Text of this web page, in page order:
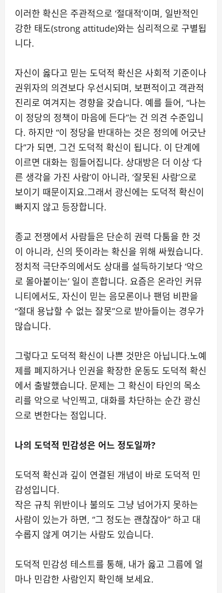
이러한 확신은 주관적으로 ‘절대적’이며, 일반적인
강한 태도(strong attitude)와는 심리적으로 구별됩
니다.
자신이 옳다고 믿는 도덕적 확신은 사회적 기준이나
권위자의 의견보다 우선시되며, 보편적이고 객관적
진리로 여겨지는 경향을 갖습니다. 예를 들어, “나는
이 정당의 정책이 마음에 든다”는 건 의견 수준입니
다. 하지만 “이 정당을 반대하는 것은 정의에 어긋난
다”가 되면, 그건 도덕적 확신이 됩니다. 이 단계에
이르면 대화는 힘들어집니다. 상대방은 더 이상 ‘다
른 생각을 가진 사람’이 아니라, ‘잘못된 사람’으로
보이기 때문이지요.그래서 광신에는 도덕적 확신이
빠지지 않고 등장합니다.
종교 전쟁에서 사람들은 단순히 권력 다툼을 한 것
이 아니라, 신의 뜻이라는 확신을 위해 싸웠습니다.
정치적 극단주의에서도 상대를 설득하기보다 ‘악으
로 몰아붙이는’ 일이 흔합니다. 요즘은 온라인 커뮤
니티에서도, 자신이 믿는 음모론이나 팬덤 비판을
“절대 용납할 수 없는 잘못”으로 받아들이는 경우가
많습니다.
그렇다고 도덕적 확신이 나쁜 것만은 아닙니다.노예
제를 폐지하거나 인권을 확장한 운동도 도덕적 확신
에서 출발했습니다. 문제는 그 확신이 타인의 목소
리를 악으로 낙인찍고, 대화를 차단하는 순간 광신
으로 변한다는 점입니다.
나의 도덕적 민감성은 어느 정도일까?
도덕적 확신과 깊이 연결된 개념이 바로 도덕적 민
감성입니다.
작은 규칙 위반이나 불의도 그냥 넘어가지 못하는
사람이 있는가 하면, “그 정도는 괜찮잖아” 하고 대
수롭지 않게 여기는 사람도 있습니다.
도덕적 민감성 테스트를 통해, 내가 옳고 그름에 얼
마나 민감한 사람인지 확인해 보세요.